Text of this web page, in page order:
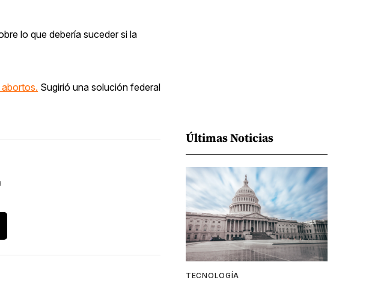
lo que debería suceder si la
Sugirió una solución federal
Últimas Noticias
TECNOLOGÍA